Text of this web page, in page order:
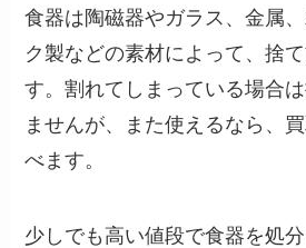
食器は陶磁器やガラス、金属
ク製などの素材によって、捨
す。割れてしまっている場合
ませんが、また使えるなら、
べます。
少しでも高い値段で食器を処